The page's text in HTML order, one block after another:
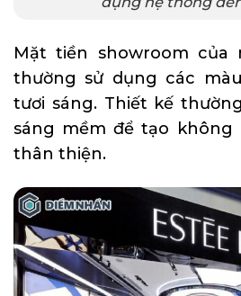
Mặt tiền showroom của
thường sử dụng các
tươi sáng. Thiết kế
sáng mềm để tạo không
thân thiện.